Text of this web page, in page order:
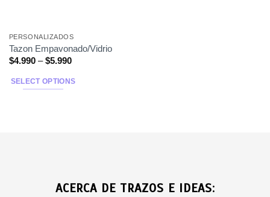
PERSONALIZADOS
Tazon Empavonado/Vidrio
$4.990–$5.990
SELECT OPTIONS
ACERCA DE TRAZOS E IDEAS: